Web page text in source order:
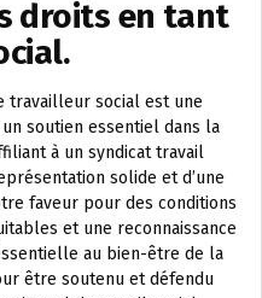
droits en tant
travailleur social est une
soutien essentiel dans la
à un syndicat travail
solide et d’une
faveur pour des conditions
et une reconnaissance
au bien-être de la
être soutenu et défendu